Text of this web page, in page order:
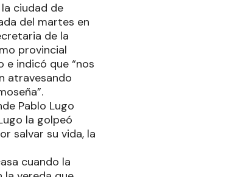
ciudad de
del martes en
de la
provincial
e indicó que “nos
atravesando
Pablo Lugo
la golpeó
salvar su vida, la
cuando la